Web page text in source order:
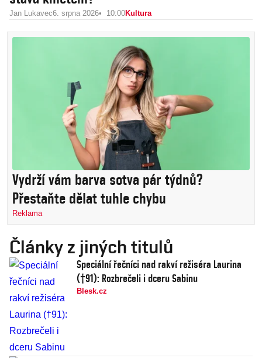
Jan Lukavec6. srpna 2026 10:00Kultura
Vydrží vám barva sotva pár týdnů?
Přestaňte dělat tuhle chybu
Reklama
Články z jiných titulů
Speciální řečníci nad rakví režiséra Laurina
(†91): Rozbrečeli i dceru Sabinu
Blesk.cz